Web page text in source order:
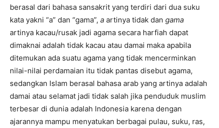
berasal dari bahasa sansakrit yang terdiri dari dua suku
kata yakni “a” dan “gama”, a artinya tidak dan gama
artinya kacau/rusak jadi agama secara harfiah dapat
dimaknai adalah tidak kacau atau damai maka apabila
ditemukan ada suatu agama yang tidak mencerminkan
nilai-nilai perdamaian itu tidak pantas disebut agama,
sedangkan Islam berasal bahasa arab yang artinya adalah
damai atau selamat jadi tidak salah jika penduduk muslim
terbesar di dunia adalah Indonesia karena dengan
ajarannya mampu menyatukan berbagai pulau, suku, ras,